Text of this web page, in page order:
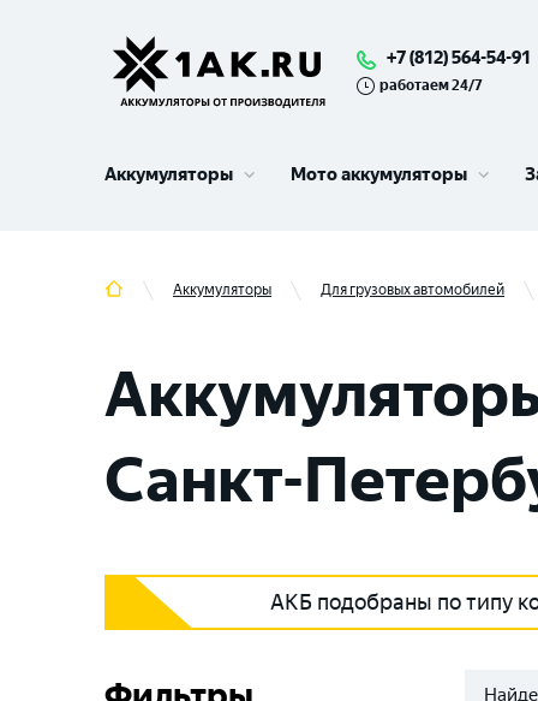
+7 (812) 564-54-91
работаем 24/7
Аккумуляторы Мото аккумуляторы
Аккумуляторы Для грузовых автомобилей
Санкт-
АКБ подобраны по типу